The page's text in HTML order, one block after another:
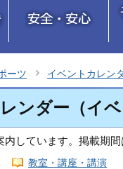
ーツ イベントカレン
ンダー（イ
しています。掲載期
教室・講座・講演